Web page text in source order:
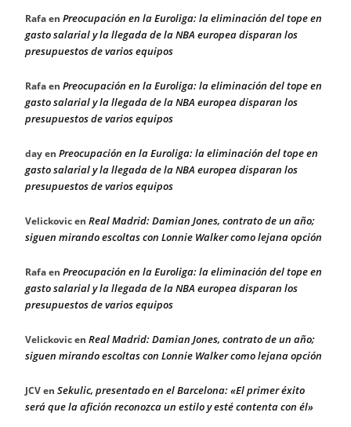
Rafaen Preocupación en la Euroliga: la eliminación del tope en
gasto salarial y la llegada de la NBA europea disparan los
presupuestos de varios equipos
Rafaen Preocupación en la Euroliga: la eliminación del tope en
gasto salarial y la llegada de la NBA europea disparan los
presupuestos de varios equipos
dayen Preocupación en la Euroliga: la eliminación del tope en
gasto salarial y la llegada de la NBA europea disparan los
presupuestos de varios equipos
Velickovicen Real Madrid: Damian Jones, contrato de un año;
siguen mirando escoltas con Lonnie Walker como lejana opción
Rafaen Preocupación en la Euroliga: la eliminación del tope en
gasto salarial y la llegada de la NBA europea disparan los
presupuestos de varios equipos
Velickovicen Real Madrid: Damian Jones, contrato de un año;
siguen mirando escoltas con Lonnie Walker como lejana opción
JCVen Sekulic, presentado en el Barcelona: «El primer éxito
será que la afición reconozca un estilo y esté contenta con él»